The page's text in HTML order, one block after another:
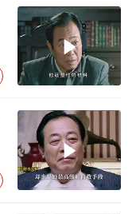
奋力开创中国式现代化建设新局面